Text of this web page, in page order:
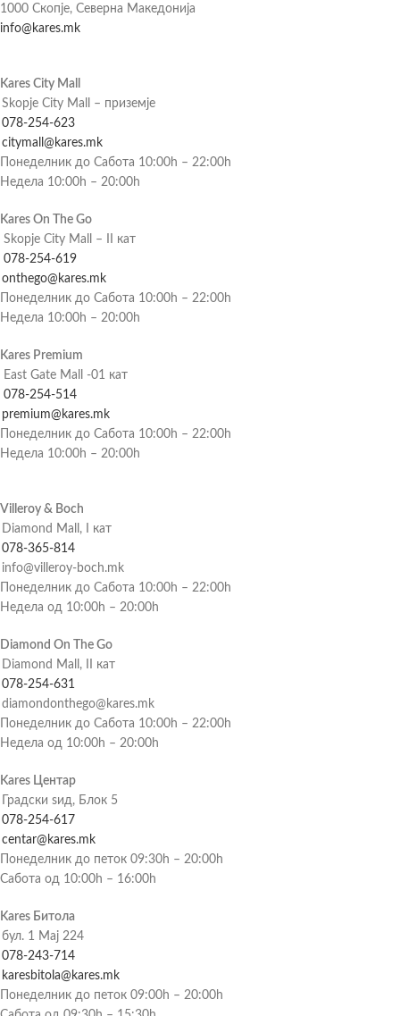
1000 Скопје, Северна Македонија
info@kares.mk
Kares City Mall
Skopje City Mall – приземје
078-254-623
citymall@kares.mk
Понеделник до Сабота 10:00h – 22:00h
Недела 10:00h – 20:00h
Kares On The Go
Skopje City Mall – II кат
078-254-619
onthego@kares.mk
Понеделник до Сабота 10:00h – 22:00h
Недела 10:00h – 20:00h
Kares Premium
East Gate Mall -01 кат
078-254-514
premium@kares.mk
Понеделник до Сабота 10:00h – 22:00h
Недела 10:00h – 20:00h
Villeroy & Boch
Diamond Mall, I кат
078-365-814
info@villeroy-boch.mk
Понеделник до Сабота 10:00h – 22:00h
Недела од 10:00h – 20:00h
Diamond On The Go
Diamond Mall, II кат
078-254-631
diamondonthego@kares.mk
Понеделник до Сабота 10:00h – 22:00h
Недела од 10:00h – 20:00h
Kares Центар
Градски ѕид, Блок 5
078-254-617
centar@kares.mk
Понеделник до петок 09:30h – 20:00h
Сабота од 10:00h – 16:00h
Kares Битола
бул. 1 Мај 224
078-243-714
karesbitola@kares.mk
Понеделник до петок 09:00h – 20:00h